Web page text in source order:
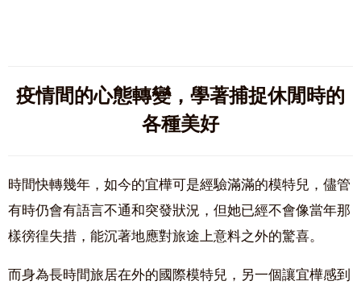
疫情間的心態轉變，學著捕捉休閒時的
各種美好
時間快轉幾年，如今的宜樺可是經驗滿滿的模特兒，儘管
有時仍會有語言不通和突發狀況，但她已經不會像當年那
樣徬徨失措，能沉著地應對旅途上意料之外的驚喜。
而身為長時間旅居在外的國際模特兒，另一個讓宜樺感到